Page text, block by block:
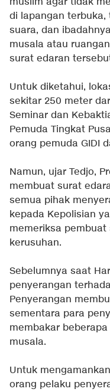
di lapangan
suara, dan
musala atau
surat edaran
Untuk diketahui,
sekitar 250 meter
Seminar dan
Pemuda Tingkat
orang pemuda GIDI
Namun, ujar Tedjo,
membuat surat
semua pihak
kepada Kepolisian
memeriksa
kerusuhan.
Sebelumnya saat
penyerangan
Penyerangan
sementara para
membakar
musala.
Untuk
orang pelaku